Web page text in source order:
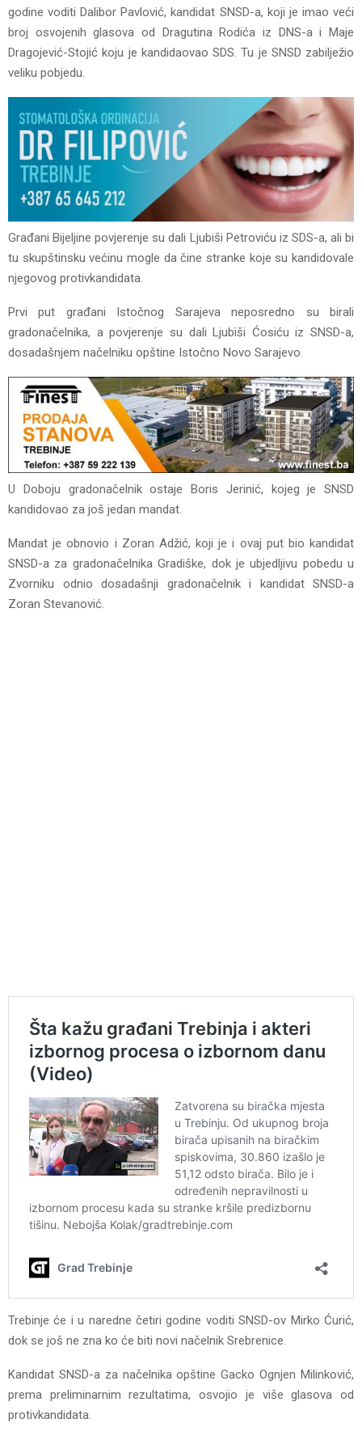
godine voditi Dalibor Pavlović, kandidat SNSD-a, koji je imao veći
broj osvojenih glasova od Dragutina Rodića iz DNS-a i Maje
Dragojević-Stojić koju je kandidaovao SDS. Tu je SNSD zabilježio
veliku pobjedu.
Građani Bijeljine povjerenje su dali Ljubiši Petroviću iz SDS-a, ali bi
tu skupštinsku većinu mogle da čine stranke koje su kandidovale
njegovog protivkandidata.
Prvi put građani Istočnog Sarajeva neposredno su birali
gradonačelnika, a povjerenje su dali Ljubiši Ćosiću iz SNSD-a,
dosadašnjem načelniku opštine Istočno Novo Sarajevo.
U Doboju gradonačelnik ostaje Boris Jerinić, kojeg je SNSD
kandidovao za još jedan mandat.
Mandat je obnovio i Zoran Adžić, koji je i ovaj put bio kandidat
SNSD-a za gradonačelnika Gradiške, dok je ubjedljivu pobedu u
Zvorniku odnio dosadašnji gradonačelnik i kandidat SNSD-a
Zoran Stevanović.
Trebinje će i u naredne četiri godine voditi SNSD-ov Mirko Ćurić,
dok se još ne zna ko će biti novi načelnik Srebrenice.
Kandidat SNSD-a za načelnika opštine Gacko Ognjen Milinković,
prema preliminarnim rezultatima, osvojio je više glasova od
protivkandidata.